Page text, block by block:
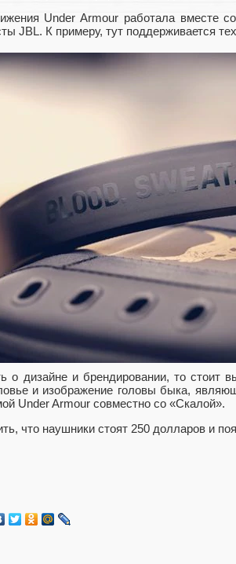
Under Armour работала вместе
JBL. К примеру, тут поддерживается
о дизайне и брендировании, то стоит
и изображение головы быка,
Under Armour совместно со «Скалой».
что наушники стоят 250 долларов и